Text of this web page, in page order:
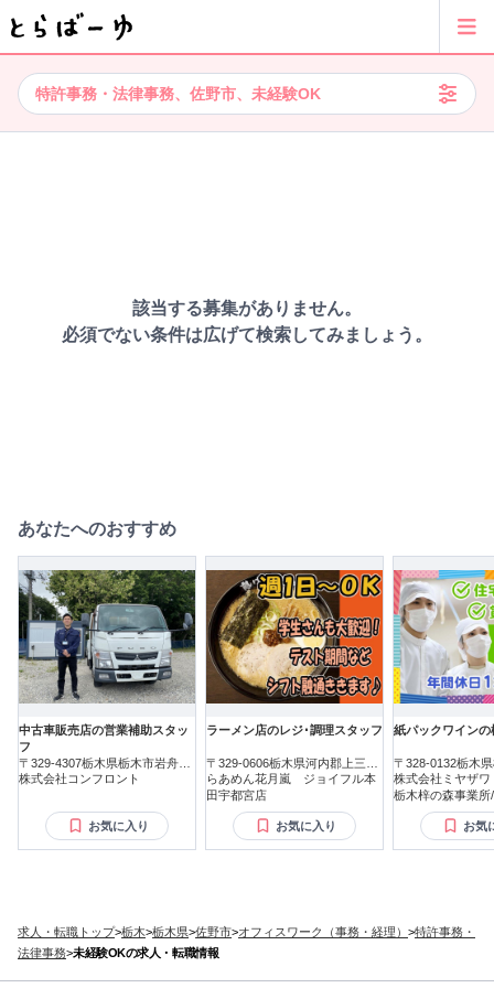
特許事務・法律事務、佐野市、未経験OK
該当する募集がありません。
必須でない条件は広げて検索してみましょう。
あなたへのおすすめ
中古車販売店の営業補助スタッ
フ
〒329-4307栃木県栃木市岩舟町
静
株式会社コンフロント
お気に入り
ラーメン店のレジ･調理スタッフ
〒329-0606栃木県河内郡上三川
町磯岡
らあめん花月嵐 ジョイフル本
田宇都宮店
お気に入り
紙パックワインの
〒328-0132栃木
株式会社ミヤザ
栃木梓の森事業所
お気
求人・転職トップ>栃木>栃木県>佐野市>オフィスワーク（事務・経理） >特許事務・
法律事務>未経験OKの求人・転職情報